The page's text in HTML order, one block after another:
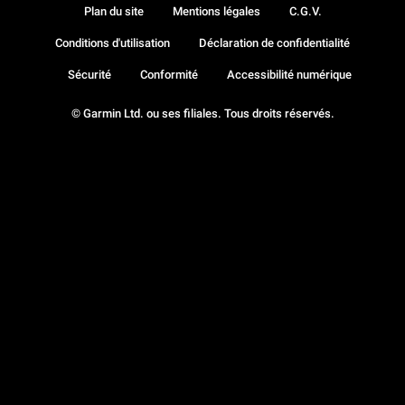
© Garmin Ltd. ou ses filiales. Tous droits réservés.
Plan du site Mentions légales C.G.V.
Conditions d'utilisation Déclaration de confidentialité
Sécurité Conformité Accessibilité numérique